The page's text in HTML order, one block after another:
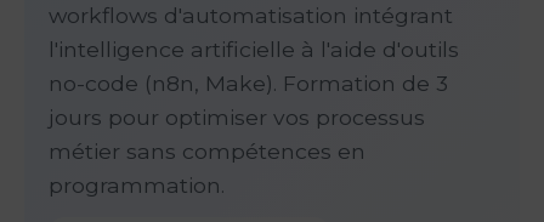
workflows d'automatisation intégrant
l'intelligence artificielle à l'aide d'outils
no-code (n8n, Make). Formation de 3
jours pour optimiser vos processus
métier sans compétences en
programmation.